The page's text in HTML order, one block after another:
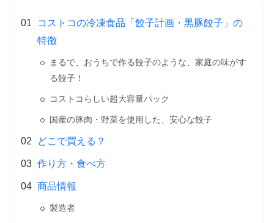
コストコの冷凍食品「餃子計画・黒豚餃子」の
特徴
まるで、おうちで作る餃子のような、家庭の味がす
る餃子！
コストコらしい超大容量パック
国産の豚肉・野菜を使用した、安心な餃子
どこで買える？
作り方・食べ方
商品情報
製造者